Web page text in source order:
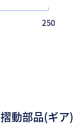
摺動部品(ギア)